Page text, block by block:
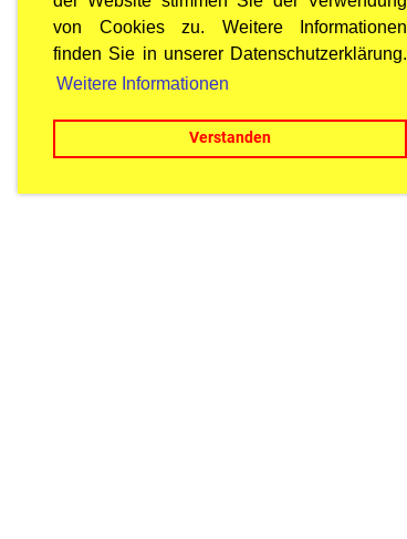
von Cookies zu. Weitere Informationen
finden Sie in unserer Datenschutzerklärung.
Weitere Informationen
Verstanden